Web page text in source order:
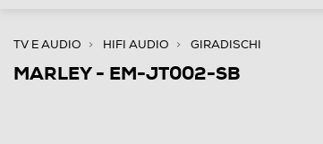
TV E AUDIO HIFI AUDIO GIRADISCHI
MARLEY - EM-JT002-SB